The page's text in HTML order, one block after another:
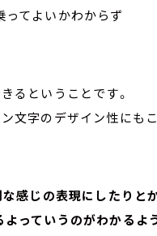
てよいかわからず
るということです。
文字のデザイン性にも
な感じの表現にしたりと
っていうのがわかるよ